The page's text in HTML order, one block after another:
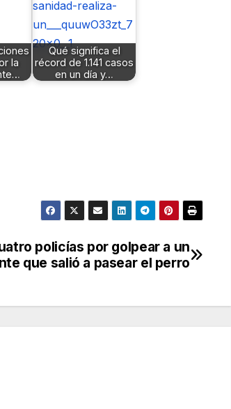
la
Qué significa el
récord de 1.141 casos
en un día y…
policías por golpear a un
que salió a pasear el perro